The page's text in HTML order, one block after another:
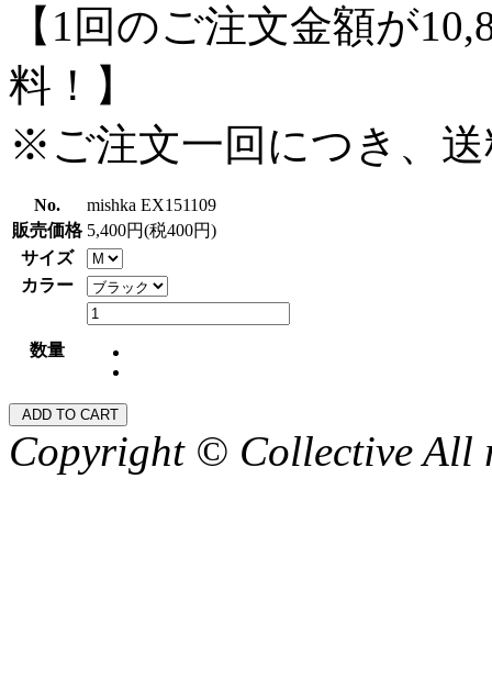
【1回のご注文金額が
料！】
※ご注文一回につき、
No.
mishka EX151109
販売価格 5,400円(税400円)
サイズ
カラー
数量
Copyright © Collective All